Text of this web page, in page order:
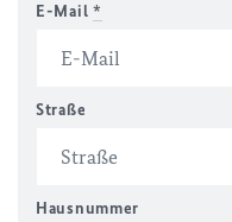
E-Mail *
Straße
Hausnummer